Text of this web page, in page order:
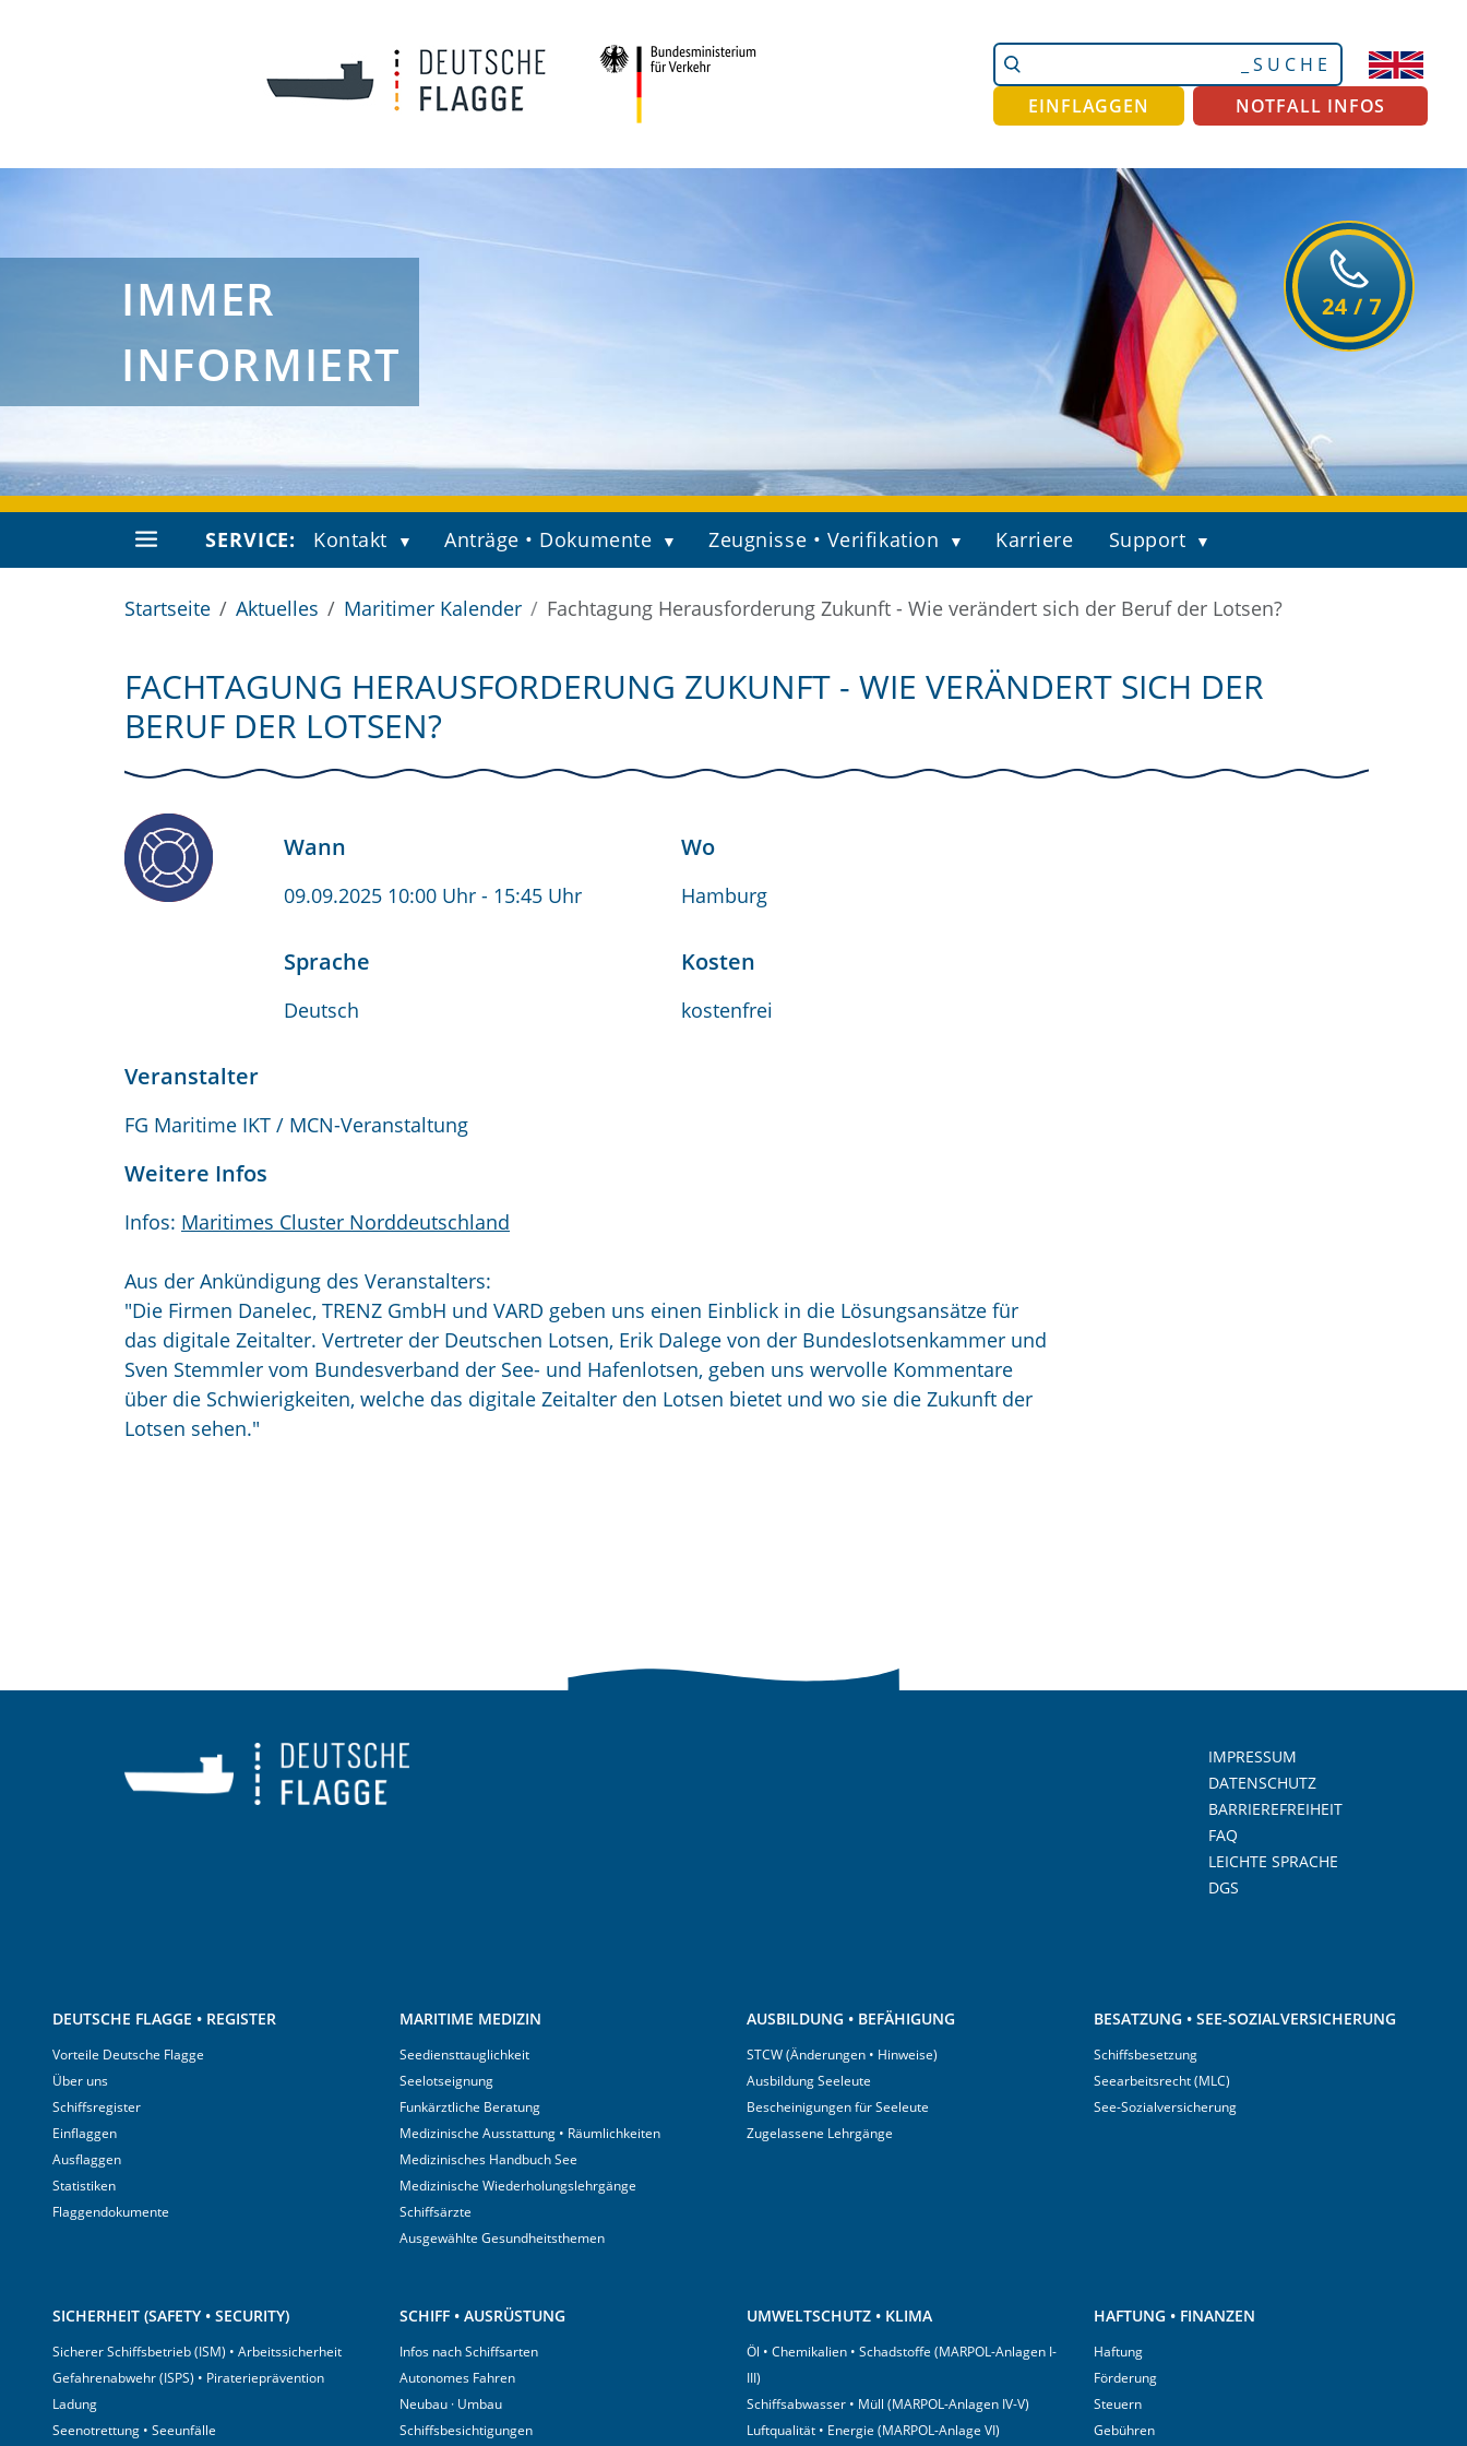
Website
durchsuchen
Erweiterte
Suche…
EINFLAGGEN
NOTFALL INFOS
IMMER
INFORMIERT
SERVICE: Kontakt Anträge • Dokumente Zeugnisse • Verifikation Karriere Support
Startseite Aktuelles Maritimer Kalender Fachtagung Herausforderung Zukunft - Wie verändert sich der Beruf der Lotsen?
FACHTAGUNG HERAUSFORDERUNG ZUKUNFT - WIE VERÄNDERT SICH DER
BERUF DER LOTSEN?
Wann
09.09.2025 10:00 Uhr - 15:45 Uhr
Wo
Hamburg
Sprache
Deutsch
Kosten
kostenfrei
Veranstalter
FG Maritime IKT / MCN-Veranstaltung
Weitere Infos
Infos: Maritimes Cluster Norddeutschland
Aus der Ankündigung des Veranstalters:
"Die Firmen Danelec, TRENZ GmbH und VARD geben uns einen Einblick in die Lösungsansätze für
das digitale Zeitalter. Vertreter der Deutschen Lotsen, Erik Dalege von der Bundeslotsenkammer und
Sven Stemmler vom Bundesverband der See- und Hafenlotsen, geben uns wervolle Kommentare
über die Schwierigkeiten, welche das digitale Zeitalter den Lotsen bietet und wo sie die Zukunft der
Lotsen sehen."
IMPRESSUM
DATENSCHUTZ
BARRIEREFREIHEIT
FAQ
LEICHTE SPRACHE
DGS
DEUTSCHE FLAGGE • REGISTER
Vorteile Deutsche Flagge
Über uns
Schiffsregister
Einflaggen
Ausflaggen
Statistiken
Flaggendokumente
MARITIME MEDIZIN
Seediensttauglichkeit
Seelotseignung
Funkärztliche Beratung
Medizinische Ausstattung • Räumlichkeiten
Medizinisches Handbuch See
Medizinische Wiederholungslehrgänge
Schiffsärzte
Ausgewählte Gesundheitsthemen
AUSBILDUNG • BEFÄHIGUNG
STCW (Änderungen • Hinweise)
Ausbildung Seeleute
Bescheinigungen für Seeleute
Zugelassene Lehrgänge
BESATZUNG • SEE-SOZIALVERSICHERUNG
Schiffsbesetzung
Seearbeitsrecht (MLC)
See-Sozialversicherung
SICHERHEIT (SAFETY • SECURITY)
Sicherer Schiffsbetrieb (ISM) • Arbeitssicherheit
Gefahrenabwehr (ISPS) • Piraterieprävention
Ladung
Seenotrettung • Seeunfälle
SCHIFF • AUSRÜSTUNG
Infos nach Schiffsarten
Autonomes Fahren
Neubau · Umbau
Schiffsbesichtigungen
UMWELTSCHUTZ • KLIMA
Öl • Chemikalien • Schadstoffe (MARPOL-Anlagen I-
III)
Schiffsabwasser • Müll (MARPOL-Anlagen IV-V)
Luftqualität • Energie (MARPOL-Anlage VI)
HAFTUNG • FINANZEN
Haftung
Förderung
Steuern
Gebühren